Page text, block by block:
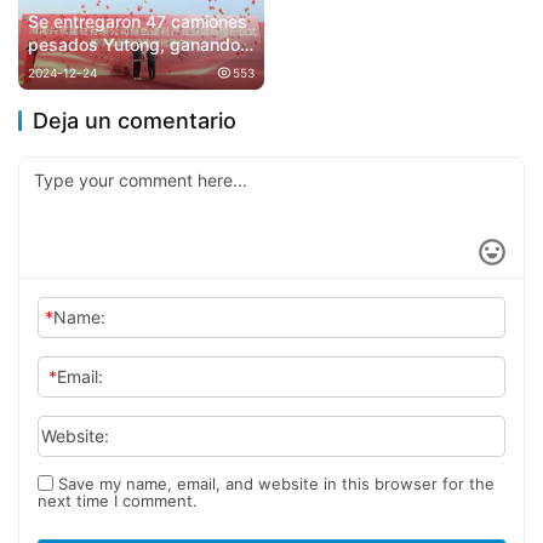
Se entregaron 47 camiones
pesados Yutong, ganando
la recompra de los clientes
con mayor valor.
2024-12-24 553
Deja un comentario
*Name:
*Email:
Website:
Save my name, email, and website in this browser for the
next time I comment.